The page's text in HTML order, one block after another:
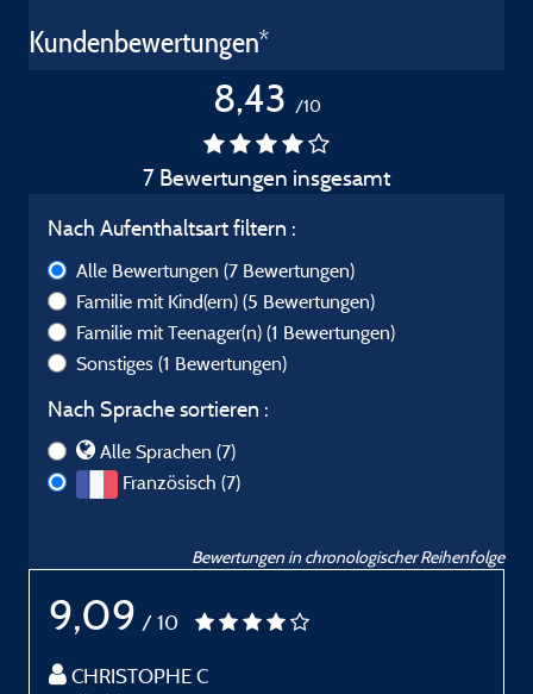
Kundenbewertungen*
8,43 /10
7 Bewertungen insgesamt
Nach Aufenthaltsart filtern :
Alle Bewertungen (7 Bewertungen)
Familie mit Kind(ern) (5 Bewertungen)
Familie mit Teenager(n) (1 Bewertungen)
Sonstiges (1 Bewertungen)
Nach Sprache sortieren :
Alle Sprachen (7)
Französisch (7)
Bewertungen in chronologischer Reihenfolge
9,09 / 10
CHRISTOPHE C